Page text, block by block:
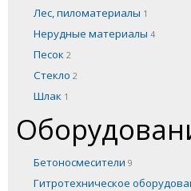
Лес, пиломатериалы 1
Нерудные материалы 4
Песок 2
Стекло 2
Шлак 1
Бетоносмесители 9
Гитротехническое